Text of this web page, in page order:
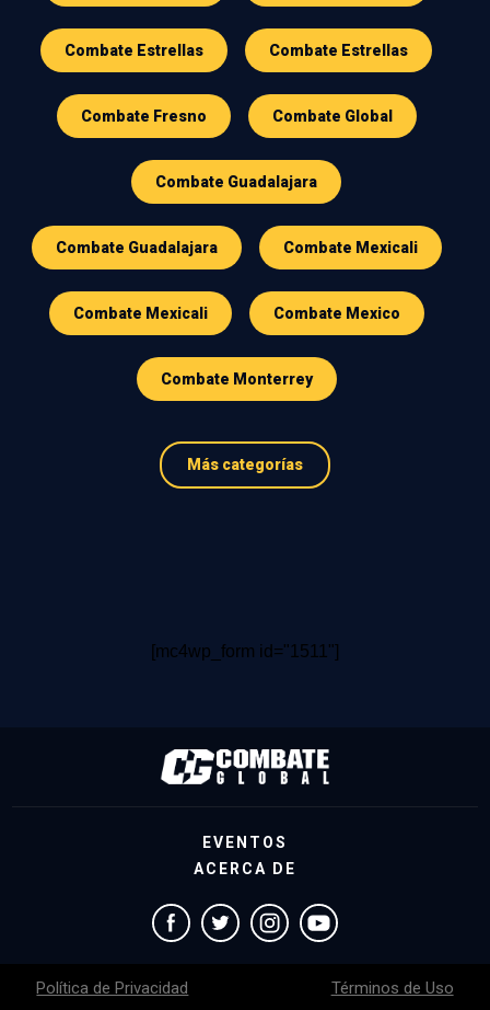
Combate Estrellas Combate Estrellas
Combate Fresno Combate Global
Combate Guadalajara
Combate Guadalajara Combate Mexicali
Combate Mexicali Combate Mexico
Combate Monterrey
Más categorías
[mc4wp_form id="1511"]
EVENTOS
ACERCA DE
Política de Privacidad Términos de Uso